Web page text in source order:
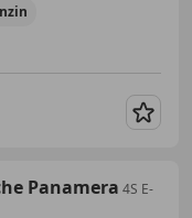
Panamera 4S E-